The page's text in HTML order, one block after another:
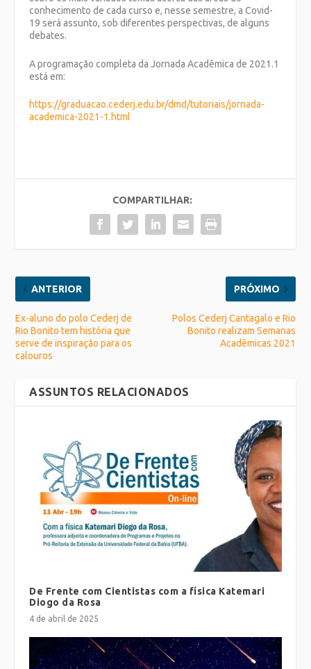
conhecimento de cada curso e, nesse semestre, a Covid-
19 será assunto, sob diferentes perspectivas, de alguns
debates.
A programação completa da Jornada Acadêmica de 2021.1
está em:
https://graduacao.cederj.edu.br/dmd/tutoriais/jornada-
academica-2021-1.html
COMPARTILHAR:
ANTERIOR
Ex-aluno do polo Cederj de
Rio Bonito tem história que
serve de inspiração para os
calouros
PRÓXIMO
Polos Cederj Cantagalo e Rio
Bonito realizam Semanas
Acadêmicas 2021
ASSUNTOS RELACIONADOS
De Frente com Cientistas com a física Katemari
Diogo da Rosa
4 de abril de 2025